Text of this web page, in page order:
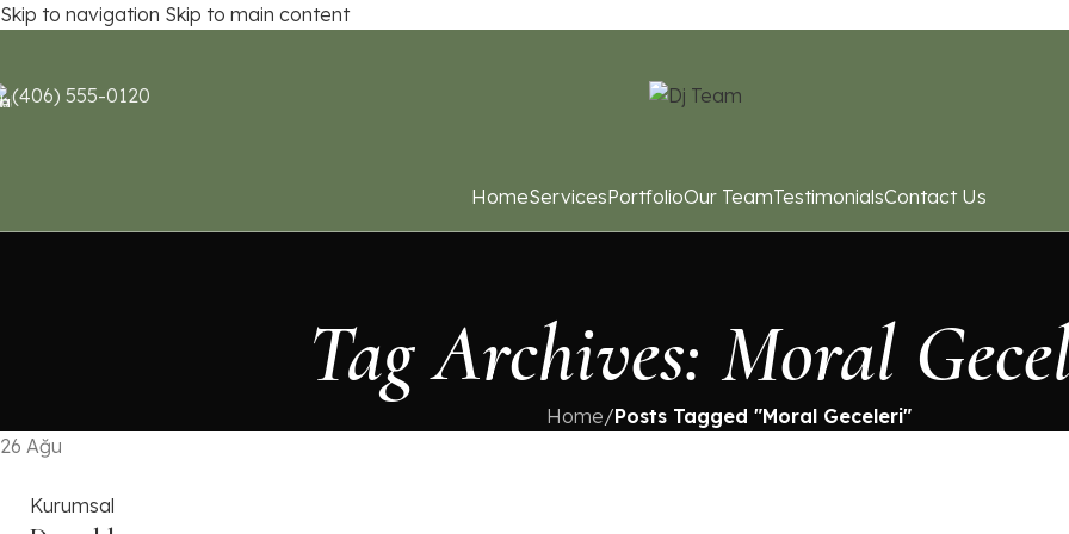
Skip to navigation Skip to main content
(406) 555-0120
HomeServicesPortfolioOur TeamTestimonialsContact Us
Tag Archives: Moral
Home/Posts Tagged "Moral Geceleri"
26 Ağu
Kurumsal